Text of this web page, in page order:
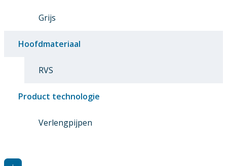
Grijs
Hoofdmateriaal
RVS
Product technologie
Verlengpijpen